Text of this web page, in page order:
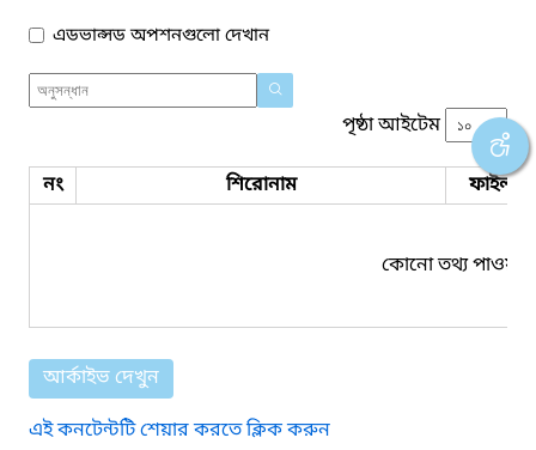
এডভান্সড অপশনগুলো দেখান
পৃষ্ঠা আইটেম
নং শিরোনাম ফাইল
কোনো তথ্য পাওয়া
আর্কাইভ দেখুন
এই কনটেন্টটি শেয়ার করতে ক্লিক করুন